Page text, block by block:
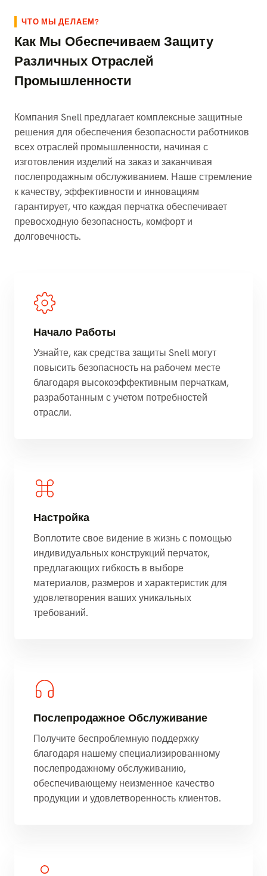
ЧТО МЫ ДЕЛАЕМ?
Как Мы Обеспечиваем Защиту
Различных Отраслей
Промышленности
Компания Snell предлагает комплексные защитные
решения для обеспечения безопасности работников
всех отраслей промышленности, начиная с
изготовления изделий на заказ и заканчивая
послепродажным обслуживанием. Наше стремление
к качеству, эффективности и инновациям
гарантирует, что каждая перчатка обеспечивает
превосходную безопасность, комфорт и
долговечность.
Начало Работы
Узнайте, как средства защиты Snell могут
повысить безопасность на рабочем месте
благодаря высокоэффективным перчаткам,
разработанным с учетом потребностей
отрасли.
Настройка
Воплотите свое видение в жизнь с помощью
индивидуальных конструкций перчаток,
предлагающих гибкость в выборе
материалов, размеров и характеристик для
удовлетворения ваших уникальных
требований.
Послепродажное Обслуживание
Получите беспроблемную поддержку
благодаря нашему специализированному
послепродажному обслуживанию,
обеспечивающему неизменное качество
продукции и удовлетворенность клиентов.